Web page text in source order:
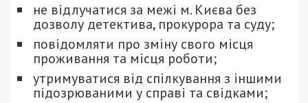
не відлучатися за межі м. Києва без
дозволу детектива, прокурора та суду;
повідомляти про зміну свого місця
проживання та місця роботи;
утримуватися від спілкування з іншими
підозрюваними у справі та свідками;